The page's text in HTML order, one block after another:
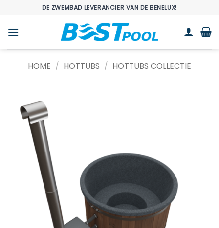
inhoud
DE ZWEMBAD LEVERANCIER VAN DE BENELUX!
HOME / HOTTUBS / HOTTUBS COLLECTIE